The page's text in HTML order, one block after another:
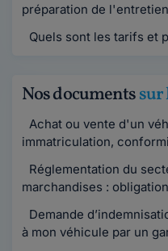
préparation de l'entretien
Quels sont les tarifs et
Nos documentssur
Achat ou vente d'un
immatriculation,
Réglementation du
marchandises :
Demande
à mon véhicule par un